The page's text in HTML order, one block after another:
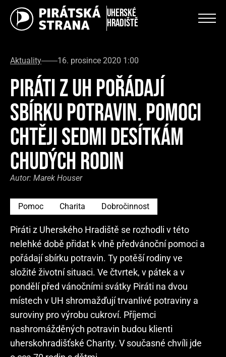
Uherské
Hradiště
Aktuality 16. prosince 2020 1:00
PIRÁTI Z UH POŘÁDAJÍ
SBÍRKU POTRAVIN. POMOCI
CHTĚJI SEDMI DESÍTKÁM
CHUDÝCH RODIN
Autor: Marek Houser
Pomoc Charita Dobročinnost
Piráti z Uherského Hradiště se rozhodli v této
nelehké době přidat k vlně předvánoční pomoci a
pořádají sbírku potravin. Ty potěší rodiny ve
složité životní situaci. Ve čtvrtek, v pátek a v
pondělí před vánočními svátky Piráti na dvou
místech v UH shromažďují trvanlivé potraviny a
suroviny pro výrobu cukroví. Příjemci
nashromážděných potravin budou klienti
uherskohradišťské Charity. V současné chvíli jde